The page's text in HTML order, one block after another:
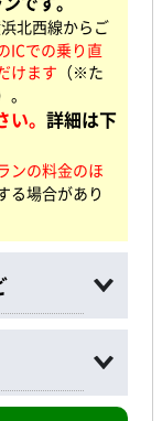
北西線からご
ICでの乗り直
けます （※た
。 詳細は下
ンの料金のほ
る場合があり